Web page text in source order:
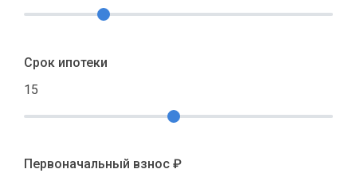
Срок ипотеки
15
Первоначальный взнос ₽